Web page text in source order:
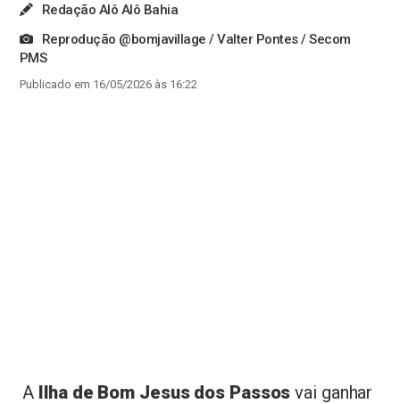
Redação Alô Alô Bahia
Reprodução @bomjavillage / Valter Pontes / Secom
PMS
Publicado em 16/05/2026 às 16:22
A Ilha de Bom Jesus dos Passos vai ganhar